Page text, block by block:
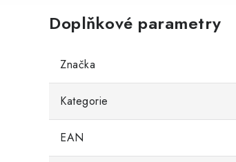
Doplňkové parametry
Značka
Kategorie
EAN